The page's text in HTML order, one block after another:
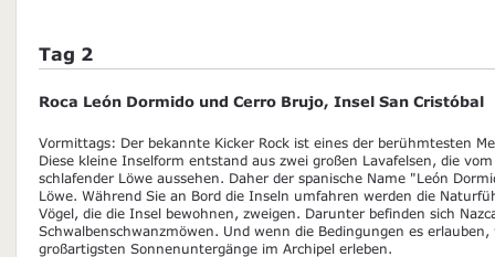
Tag 2
Roca León Dormido und Cerro Brujo, Insel San Cristóbal
Vormittags: Der bekannte Kicker Rock ist eines der berühmtesten
Diese kleine Inselform entstand aus zwei großen Lavafelsen, die
schlafender Löwe aussehen. Daher der spanische Name "León
Löwe. Während Sie an Bord die Inseln umfahren werden die
Vögel, die die Insel bewohnen, zweigen. Darunter befinden sich
Schwalbenschwanzmöwen. Und wenn die Bedingungen es
großartigsten Sonnenuntergänge im Archipel erleben.